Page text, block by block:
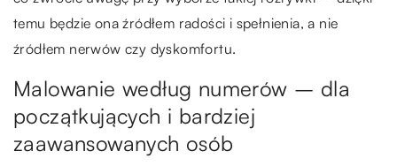
temu będzie ona źródłem radości i spełnienia, a nie
źródłem nerwów czy dyskomfortu.
Malowanie według numerów – dla
początkujących i bardziej
zaawansowanych osób